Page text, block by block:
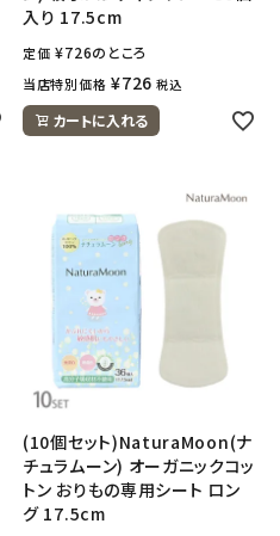
入り 17.5cm
定価 ¥726のところ
当店特別価格 ¥726 税込
カートに入れる
(10個セット)NaturaMoon(ナ
チュラムーン) オーガニックコッ
トン おりもの専用シート ロン
グ 17.5cm